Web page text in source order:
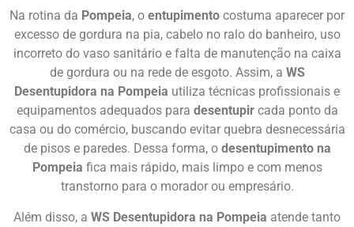
Na rotina da Pompeia, o entupimento costuma aparecer por
excesso de gordura na pia, cabelo no ralo do banheiro, uso
incorreto do vaso sanitário e falta de manutenção na caixa
de gordura ou na rede de esgoto. Assim, a WS
Desentupidora na Pompeia utiliza técnicas profissionais e
equipamentos adequados para desentupircada ponto da
casa ou do comércio, buscando evitar quebra desnecessária
de pisos e paredes. Dessa forma, o desentupimento na
Pompeia fica mais rápido, mais limpo e com menos
transtorno para o morador ou empresário.
Além disso, a WS Desentupidora na Pompeia atende tanto